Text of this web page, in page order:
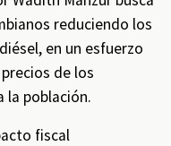
reduciendo los
en un esfuerzo
de los
la población.
fiscal